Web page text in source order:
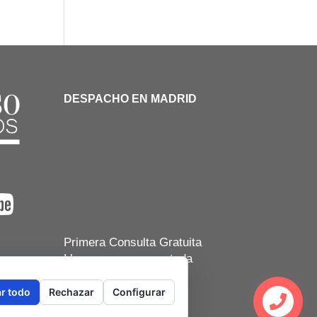
DESPACHO EN MADRID
Primera Consulta Gratuita
Llevamos casos en toda
todo Rechazar Configurar
¿Dudas?